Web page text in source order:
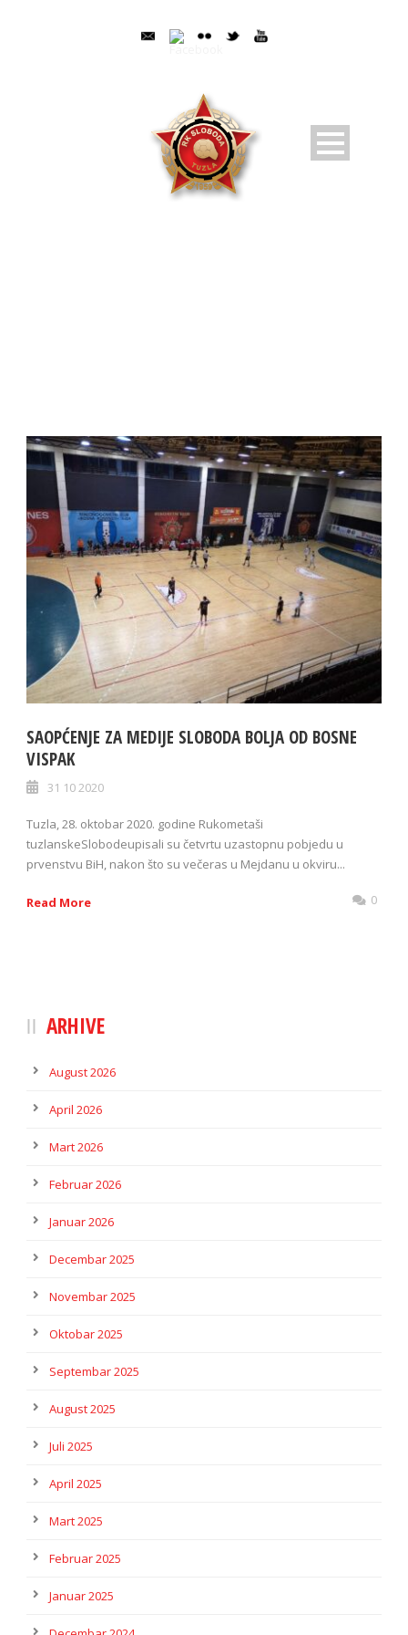
SAOPĆENJE ZA MEDIJE SLOBODA BOLJA OD BOSNE
VISPAK
31 10 2020
Tuzla, 28. oktobar 2020. godine Rukometaši
tuzlanskeSlobodeupisali su četvrtu uzastopnu pobjedu u
prvenstvu BiH, nakon što su večeras u Mejdanu u okviru...
Read More 0
ARHIVE
August 2026
April 2026
Mart 2026
Februar 2026
Januar 2026
Decembar 2025
Novembar 2025
Oktobar 2025
Septembar 2025
August 2025
Juli 2025
April 2025
Mart 2025
Februar 2025
Januar 2025